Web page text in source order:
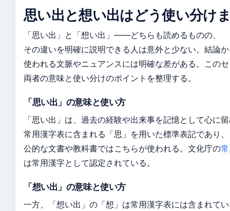
思い出と想い出はどう使い分け
「思い出」と「想い出」——どちらも読めるものの、
その違いを明確に説明できる人は意外と少ない。結論
使われる文脈やニュアンスには明確な差がある。この
両者の意味と使い分けのポイントを整理する。
「思い出」の意味と使い方
「思い出」は、過去の経験や出来事を記憶として心に
常用漢字表に含まれる「思」を用いた標準表記であり、
公的な文書や教科書ではこちらが使われる。文化庁の
は常用漢字として認定されている。
「想い出」の意味と使い方
一方、「想い出」の「想」は常用漢字表には含まれて